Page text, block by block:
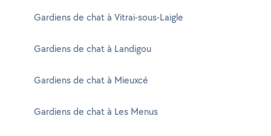
Gardiens de chat à Vitrai-sous-Laigle
Gardiens de chat à Landigou
Gardiens de chat à Mieuxcé
Gardiens de chat à Les Menus